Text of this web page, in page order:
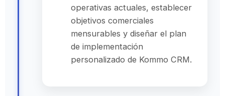
operativas actuales, establecer
objetivos comerciales
mensurables y diseñar el plan
de implementación
personalizado de Kommo CRM.